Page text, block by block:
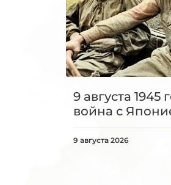
9 августа 1945
война с
9 августа 2026